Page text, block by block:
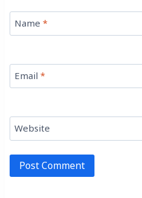
Name *
Email *
Website